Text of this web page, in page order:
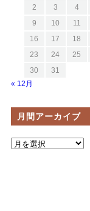
2
3 4
9
10 11
16
17 18
23
24 25
30
31
« 12月
月間アーカイブ